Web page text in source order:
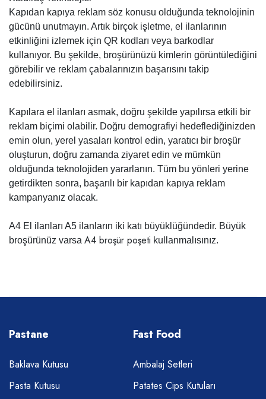
Kapıdan kapıya reklam söz konusu olduğunda teknolojinin
gücünü unutmayın. Artık birçok işletme, el ilanlarının
etkinliğini izlemek için QR kodları veya barkodlar
kullanıyor. Bu şekilde, broşürünüzü kimlerin görüntülediğini
görebilir ve reklam çabalarınızın başarısını takip
edebilirsiniz.
Kapılara el ilanları asmak, doğru şekilde yapılırsa etkili bir
reklam biçimi olabilir. Doğru demografiyi hedeflediğinizden
emin olun, yerel yasaları kontrol edin, yaratıcı bir broşür
oluşturun, doğru zamanda ziyaret edin ve mümkün
olduğunda teknolojiden yararlanın. Tüm bu yönleri yerine
getirdikten sonra, başarılı bir kapıdan kapıya reklam
kampanyanız olacak.
A4 El ilanları A5 ilanların iki katı büyüklüğündedir. Büyük
broşürünüz varsa A4 broşür poşeti kullanmalısınız.
Pastane
Baklava Kutusu
Pasta Kutusu
Fast Food
Ambalaj Setleri
Patates Cips Kutuları